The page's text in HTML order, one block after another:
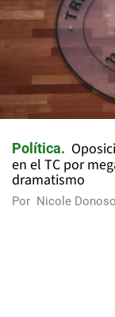
Política
en el TC por
dramatismo
Por Nicole Donoso